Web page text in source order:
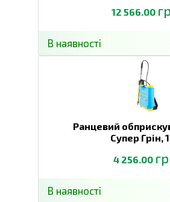
12 566.00
В наявності
Ранцевий
Супер Грін,
4 256.00
В наявності